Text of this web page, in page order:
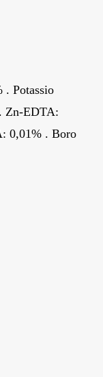
. Potassio
Zn-EDTA:
0,01% . Boro